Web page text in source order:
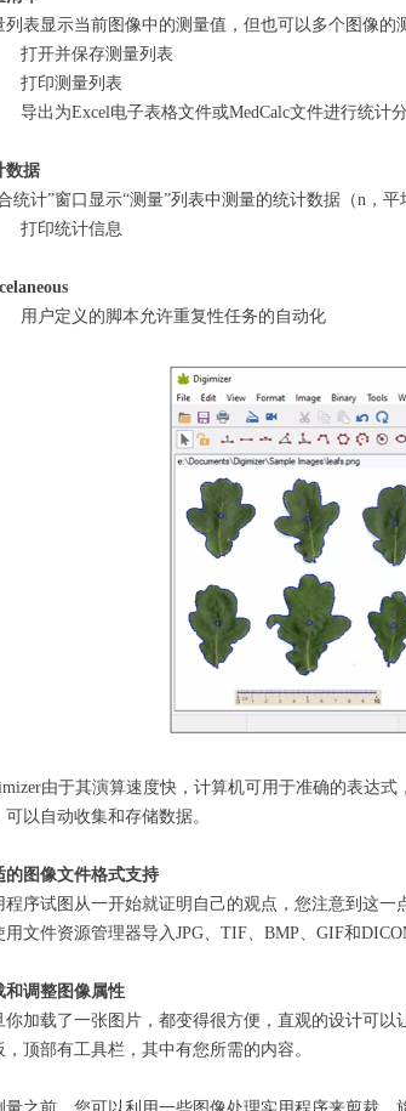
列表显示当前图像中的测量值，但也可以多个图像的
打开并保存测量列表
打印测量列表
导出为Excel电子表格文件或MedCalc文件进行统计
数据
统计”窗口显示“测量”列表中测量的统计数据（n，平
打印统计信息
用户定义的脚本允许重复性任务的自动化
由于其演算速度快，计算机可用于准确的表达
可以自动收集和存储数据。
的图像文件格式支持
程序试图从一开始就证明自己的观点，您注意到这
用文件资源管理器导入JPG、TIF、BMP、GIF和
和调整图像属性
你加载了一张图片，都变得很方便，直观的设计可
，顶部有工具栏，其中有您所需的内容。